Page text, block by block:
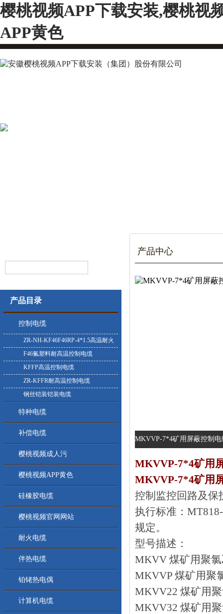
樱桃视频APP下载安装,樱桃视
APP黄色
产品目录
控制电缆
ZR-NH-KF46F46RP-4*1.5高温耐火
控制电缆
F46氟塑料耐高温控制电缆
KFFP高温控制电缆
ZR-KFFR耐高温控制电缆
钢丝铠装铠装电缆
特种电缆
补偿电缆
樱桃视频成人污
樱桃视频APP黄色
硅橡胶电缆
樱桃视频官网网站
耐火电缆
伴热电缆
铂铑热电偶
计算机电缆
产品中心
MKVVP-7*4矿用屏蔽控制电缆
MKVVP-7*4矿用屏
MKVVP-7*4矿用
控制监控回路及保
执行标准：
规定。
型号描述：
MKVV 煤矿用聚
MKVVP 煤矿用聚
MKVV22 煤矿用
MKVV32 煤矿用